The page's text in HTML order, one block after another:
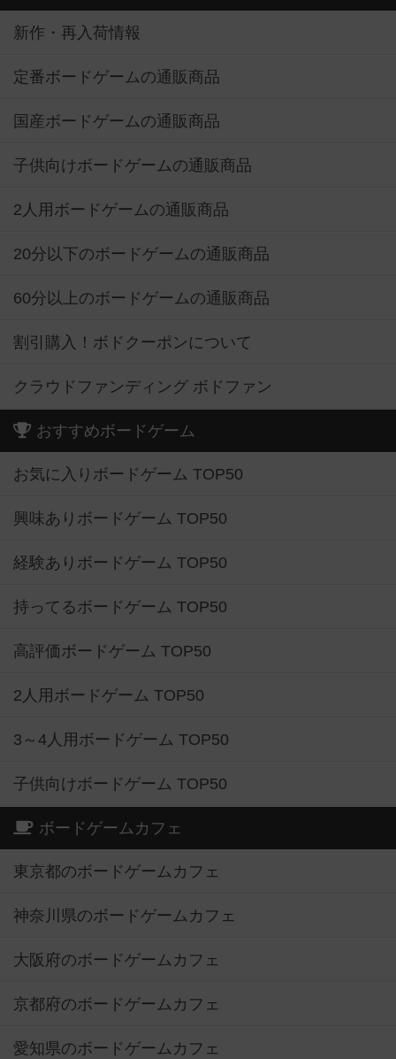
新作・再入荷情報
定番ボードゲームの通販商品
国産ボードゲームの通販商品
子供向けボードゲームの通販商品
2人用ボードゲームの通販商品
20分以下のボードゲームの通販商品
60分以上のボードゲームの通販商品
割引購入！ボドクーポンについて
クラウドファンディング ボドファン
おすすめボードゲーム
お気に入りボードゲーム TOP50
興味ありボードゲーム TOP50
経験ありボードゲーム TOP50
持ってるボードゲーム TOP50
高評価ボードゲーム TOP50
2人用ボードゲーム TOP50
3～4人用ボードゲーム TOP50
子供向けボードゲーム TOP50
ボードゲームカフェ
東京都のボードゲームカフェ
神奈川県のボードゲームカフェ
大阪府のボードゲームカフェ
京都府のボードゲームカフェ
愛知県のボードゲームカフェ